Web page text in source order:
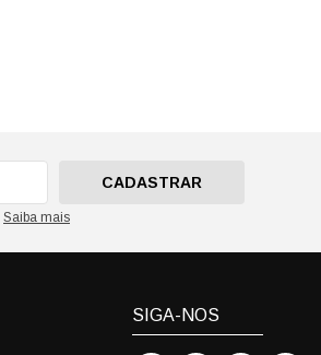
CADASTRAR
Saiba mais
SIGA-NOS